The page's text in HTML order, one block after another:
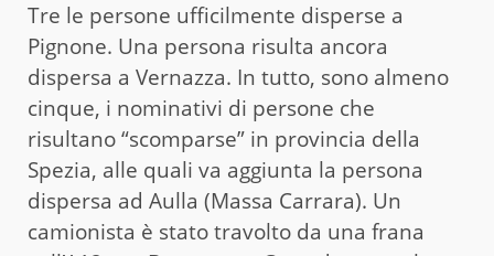
Tre le persone ufficilmente disperse a
Pignone. Una persona risulta ancora
dispersa a Vernazza. In tutto, sono almeno
cinque, i nominativi di persone che
risultano “scomparse” in provincia della
Spezia, alle quali va aggiunta la persona
dispersa ad Aulla (Massa Carrara). Un
camionista è stato travolto da una frana